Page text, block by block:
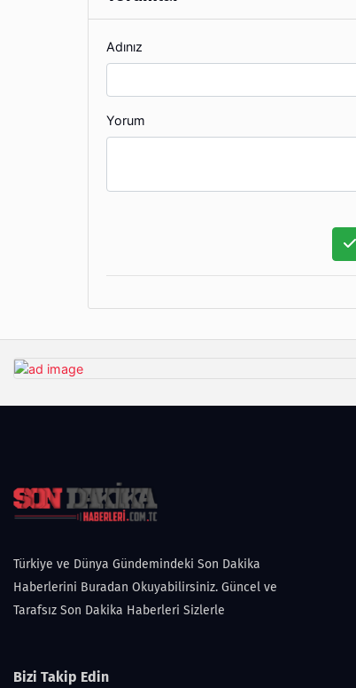
Adınız
Yorum
Türkiye ve Dünya Gündemindeki Son Dakika
Haberlerini Buradan Okuyabilirsiniz. Güncel ve
Tarafsız Son Dakika Haberleri Sizlerle
Bizi Takip Edin